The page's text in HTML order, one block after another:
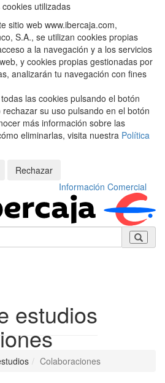
utilizadas
sitio web www.ibercaja.com,
S.A., se utilizan cookies propias
a la navegación y a los servicios
y cookies propias gestionadas por
analizarán tu navegación con fines
las cookies pulsando el botón
rechazar su uso pulsando en el botón
más información sobre las
eliminarlas, visita nuestra Política
Rechazar
Información Comercial
estudios
Colaboraciones